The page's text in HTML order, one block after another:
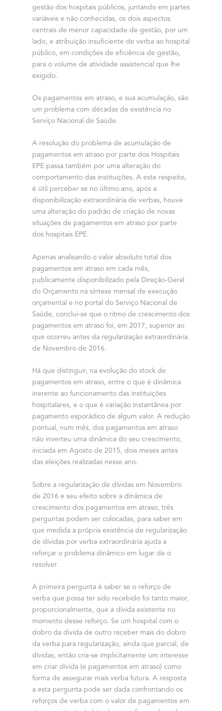
gestão dos hospitais públicos, juntando em partes
variáveis e não conhecidas, os dois aspectos
centrais de menor capacidade de gestão, por um
lado, e atribuição insuficiente de verba ao hospital
público, em condições de eficiência de gestão,
para o volume de atividade assistencial que lhe
exigido.
Os pagamentos em atraso, e sua acumulação, são
um problema com décadas de existência no
Serviço Nacional de Saúde.
A resolução do problema de acumulação de
pagamentos em atraso por parte dos Hospitais
EPE passa também por uma alteração do
comportamento das instituições. A este respeito,
é útil perceber se no último ano, após a
disponibilização extraordinária de verbas, houve
uma alteração do padrão de criação de novas
situações de pagamentos em atraso por parte
dos hospitais EPE.
Apenas analisando o valor absoluto total dos
pagamentos em atraso em cada mês,
publicamente disponibilizado pela Direção-Geral
do Orçamento na síntese mensal de execução
orçamental e no portal do Serviço Nacional de
Saúde, conclui-se que o ritmo de crescimento dos
pagamentos em atraso foi, em 2017, superior ao
que ocorreu antes da regularização extraordinária
de Novembro de 2016.
Há que distinguir, na evolução do stock de
pagamentos em atraso, entre o que é dinâmica
inerente ao funcionamento das instituições
hospitalares, e o que é variação instantânea por
pagamento esporádico de algum valor. A redução
pontual, num mês, dos pagamentos em atraso
não inverteu uma dinâmica do seu crescimento,
iniciada em Agosto de 2015, dois meses antes
das eleições realizadas nesse ano.
Sobre a regularização de dívidas em Novembro
de 2016 e seu efeito sobre a dinâmica de
crescimento dos pagamentos em atraso, três
perguntas podem ser colocadas, para saber em
que medida a própria existência de regularização
de dívidas por verba extraordinária ajuda a
reforçar o problema dinâmico em lugar de o
resolver.
A primeira pergunta é saber se o reforço de
verba que possa ter sido recebido foi tanto maior,
proporcionalmente, que a dívida existente no
momento desse reforço. Se um hospital com o
dobro da divida de outro receber mais do dobro
da verba para regularização, ainda que parcial, de
dívidas, então cria-se implicitamente um interesse
em criar dívida (e pagamentos em atraso) como
forma de assegurar mais verba futura. A resposta
a esta pergunta pode ser dada confrontando os
reforços de verba com o valor de pagamentos em